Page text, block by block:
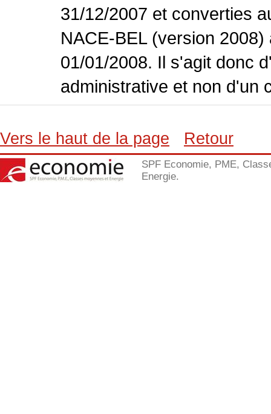
31/12/2007 et converties
NACE-BEL (version
01/01/2008. Il s'agit donc
administrative et non d'un
Vers le haut de la page Retour
SPF Economie, PME,
Energie.